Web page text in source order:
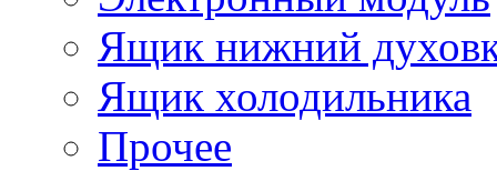
Ящик нижний
Ящик холодильника
Прочее